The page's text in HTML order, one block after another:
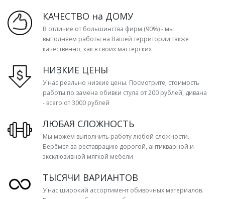
КАЧЕСТВО на ДОМУ
В отличие от большинства фирм (90%) - мы
выполняем работы на Вашей территории также
качественно, как в своих мастерских
НИЗКИЕ ЦЕНЫ
У нас реально низкие цены. Посмотрите, стоимость
работы по замена обивки стула от 200 рублей, дивана
- всего от 3000 рублей
ЛЮБАЯ СЛОЖНОСТЬ
Мы можем выполнить работу любой сложности.
Берёмся за реставрацию дорогой, антикварной и
эксклюзивной мягкой мебели
ТЫСЯЧИ ВАРИАНТОВ
У нас широкий ассортимент обивочных материалов.